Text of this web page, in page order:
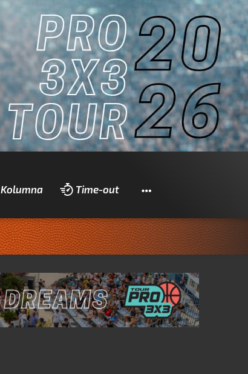
Kolumna Time-out Pretraži